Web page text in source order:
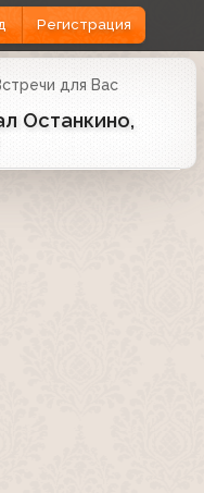
Регистрация
для Вас
Останкино,